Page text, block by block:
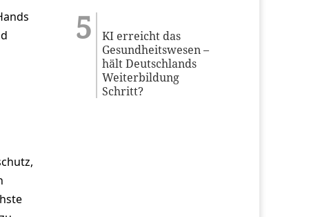
KI erreicht das
Gesundheitswesen –
hält Deutschlands
Weiterbildung
Schritt?